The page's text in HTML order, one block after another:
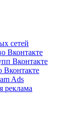
сетей
Вконтакте
Вконтакте
Ads
реклама